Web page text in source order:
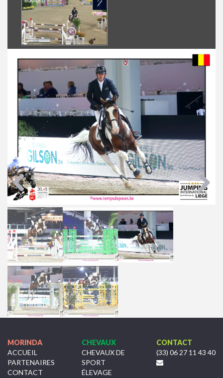
Previous Next
MORINDA
ACCUEIL
PARTENAIRES
CONTACT
CHEVAUX
CHEVAUX DE
SPORT
ÉLEVAGE
CONTACT
(33) 06 27 11 43 40